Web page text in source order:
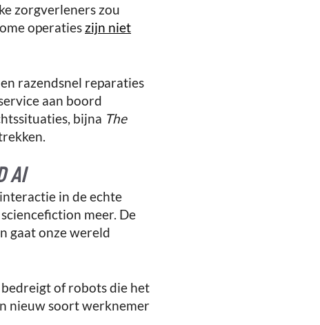
zorgverleners zou
operaties zijn niet
razendsnel reparaties
aan boord
bijna The
AI
in de echte
meer. De
gaat onze wereld
bedreigt of robots die het
nieuw soort werknemer